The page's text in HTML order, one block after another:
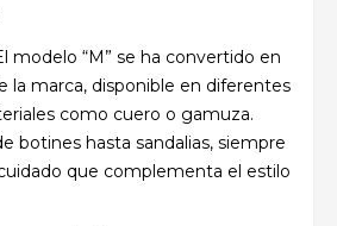
modelo “M” se ha convertido en
la marca, disponible en diferentes
como cuero o gamuza.
botines hasta sandalias, siempre
que complementa el estilo